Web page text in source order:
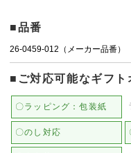
■品番
26-0459-012（メーカー品番）
■ご対応可能なギフト
〇ラッピング：包装紙
〇のし対応